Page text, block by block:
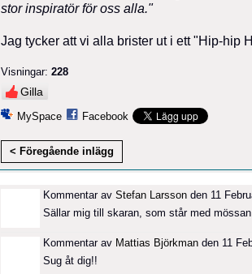
stor inspiratör för oss alla."
Jag tycker att vi alla brister ut i ett "Hip-hip
Visningar: 228
Gilla
MySpace Facebook
< Föregående inlägg
Kommentar av Stefan Larsson den 11
Sällar mig till skaran, som står med
Kommentar av Mattias Björkman den 11
Sug åt dig!!